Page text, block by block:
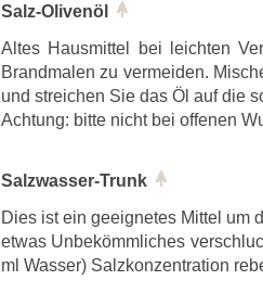
Salz-Olivenöl
Altes Hausmittel bei leichten
Brandmalen zu vermeiden.
und streichen Sie das Öl auf die
Achtung: bitte nicht bei offenen
Salzwasser-Trunk
Dies ist ein geeignetes Mittel um
etwas Unbekömmliches
ml Wasser) Salzkonzentration